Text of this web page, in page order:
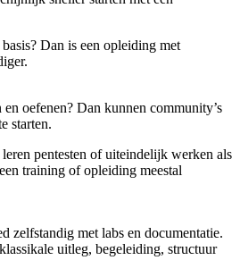
Dan is een opleiding met
oefenen? Dan kunnen community’s
starten.
pentesten of uiteindelijk werken als
training of opleiding meestal
zelfstandig met labs en documentatie.
uitleg, begeleiding, structuur